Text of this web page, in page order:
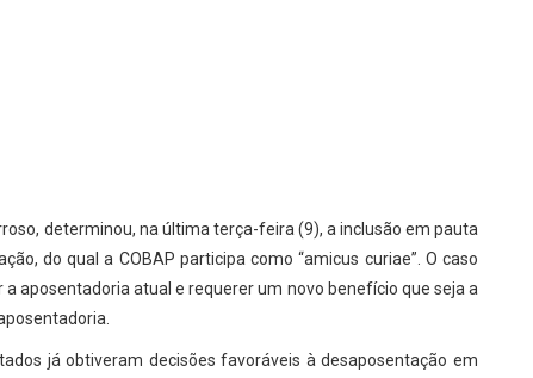
determinou, na última terça-feira (9), a inclusão em pauta
do qual a COBAP participa como “amicus curiae”. O caso
aposentadoria atual e requerer um novo benefício que seja a
já obtiveram decisões favoráveis à desaposentação em